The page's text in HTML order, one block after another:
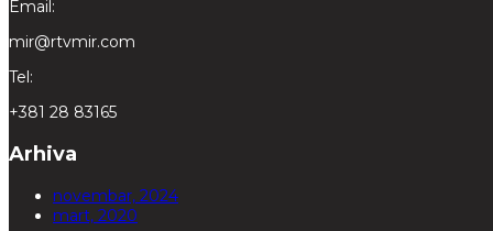
Email:
mir@rtvmir.com
Tel:
+381 28 83165
Arhiva
novembar, 2024
mart, 2020